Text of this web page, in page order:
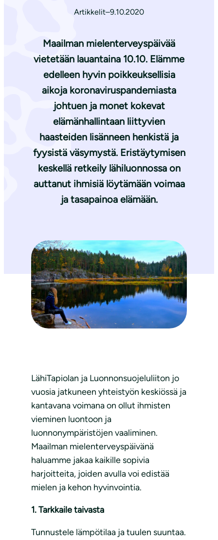
Artikkelit–9.10.2020
Maailman mielenterveyspäivää
vietetään lauantaina 10.10. Elämme
edelleen hyvin poikkeuksellisia
aikoja koronaviruspandemiasta
johtuen ja monet kokevat
elämänhallintaan liittyvien
haasteiden lisänneen henkistä ja
fyysistä väsymystä. Eristäytymisen
keskellä retkeily lähiluonnossa on
auttanut ihmisiä löytämään voimaa
ja tasapainoa elämään.
LähiTapiolan ja Luonnonsuojeluliiton jo
vuosia jatkuneen yhteistyön keskiössä ja
kantavana voimana on ollut ihmisten
vieminen luontoon ja
luonnonympäristöjen vaaliminen.
Maailman mielenterveyspäivänä
haluamme jakaa kaikille sopivia
harjoitteita, joiden avulla voi edistää
mielen ja kehon hyvinvointia.
1. Tarkkaile taivasta
Tunnustele lämpötilaa ja tuulen suuntaa.